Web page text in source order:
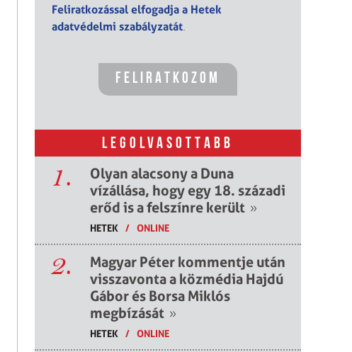
Feliratkozással elfogadja a Hetek
adatvédelmi szabályzatát
LEGOLVASOTTABB
1.
Olyan alacsony a Duna
vízállása, hogy egy 18. századi
erőd is a felszínre került »
HETEK / ONLINE
2.
Magyar Péter kommentje után
visszavonta a közmédia Hajdú
Gábor és Borsa Miklós
megbízását »
HETEK / ONLINE